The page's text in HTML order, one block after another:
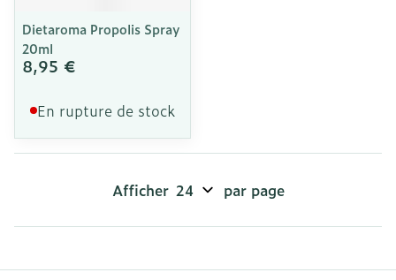
Dietaroma Propolis Spray
20ml
8,95 €
En rupture de stock
Afficher par page